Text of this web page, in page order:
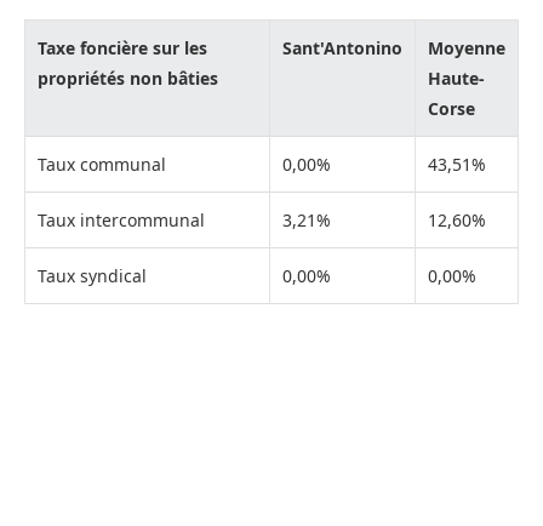
Taxe foncière sur les
propriétés non bâties
Sant'Antonino
Moyenne
Haute-
Corse
Taux communal 0,00% 43,51%
Taux intercommunal 3,21% 12,60%
Taux syndical 0,00% 0,00%